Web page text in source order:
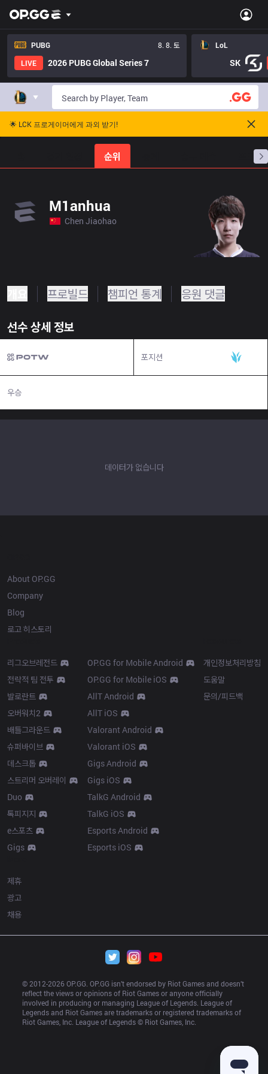
PUBG
8. 8. 토
LIVE
2026 PUBG Global Series 7
LoL
SK
🌟 LCK 프로게이머에게 과외 받기!
순위 프로빌
M1anhua
Chen Jiaohao
프로빌드 챔피언 통계 응원 댓글
선수 상세 정보
포지션
우승
데이터가 없습니다
About OP.GG
Company
Blog
로고 히스토리
리그오브레전드
전략적 팀 전투
발로란트
오버워치2
배틀그라운드
슈퍼바이브
데스크톱
스트리머 오버레이
Duo
톡피지지
e스포츠
Gigs
OP.GG for Mobile Android
OP.GG for Mobile iOS
AllT Android
AllT iOS
Valorant Android
Valorant iOS
Gigs Android
Gigs iOS
TalkG Android
TalkG iOS
Esports Android
Esports iOS
개인정보처리방침
도움말
문의/피드백
제휴
광고
채용
© 2012-2026 OP.GG. OP.GG isn’t endorsed by Riot Games and doesn’t
reflect the views or opinions of Riot Games or anyone officially
involved in producing or managing League of Legends. League of
Legends and Riot Games are trademarks or registered trademarks of
Riot Games, Inc. League of Legends © Riot Games, Inc.